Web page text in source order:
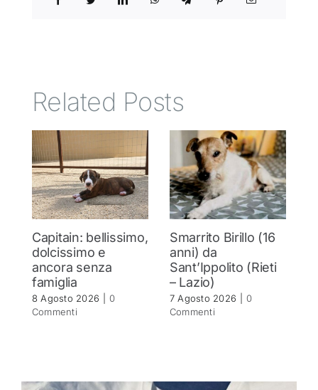
Related Posts
Capitain: bellissimo,
dolcissimo e
ancora senza
famiglia
8 Agosto 2026
0
Commenti
Smarrito Birillo (16
anni) da
Sant’Ippolito (Rieti
– Lazio)
7 Agosto 2026
0
Commenti